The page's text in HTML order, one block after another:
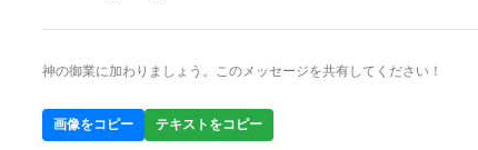
神の御業に加わりましょう。このメッセージを共有してください！
画像をコピー テキストをコピー